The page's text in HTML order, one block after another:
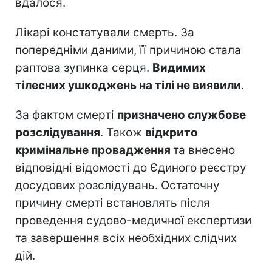
Лікарі констатували смерть. За
попередніми даними, її причиною стала
раптова зупинка серця. Видимих
тілесних ушкоджень на тілі не виявили.
За фактом смерті призначено службове
розслідування. Також відкрито
кримінальне провадження та внесено
відповідні відомості до Єдиного реєстру
досудових розслідувань. Остаточну
причину смерті встановлять після
проведення судово-медичної експертизи
та завершення всіх необхідних слідчих
дій.